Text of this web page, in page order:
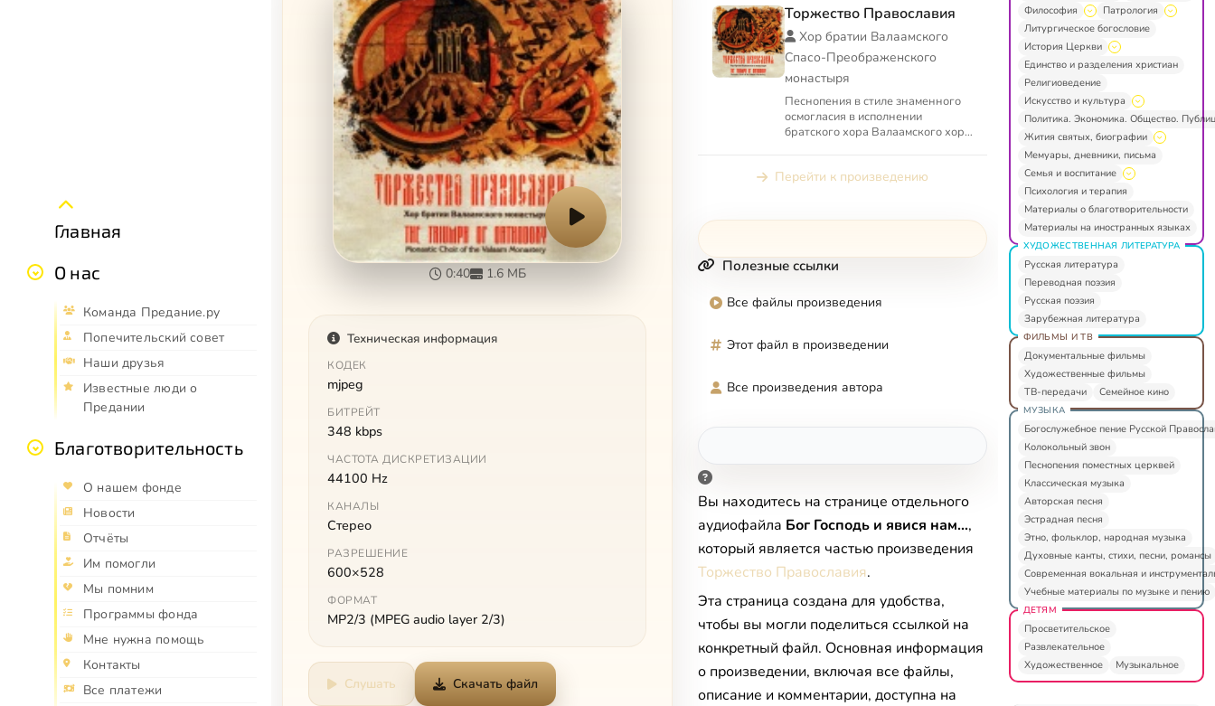
Главная
О нас
Команда Предание.ру
Попечительский совет
Наши друзья
Известные люди о
Предании
Благотворительность
О нашем фонде
Новости
Отчёты
Им помогли
Мы помним
Программы фонда
Мне нужна помощь
Контакты
Все платежи
0:40 1.6 МБ
Техническая информация
КОДЕК
mjpeg
БИТРЕЙТ
348 kbps
ЧАСТОТА ДИСКРЕТИЗАЦИИ
44100 Hz
КАНАЛЫ
Стерео
РАЗРЕШЕНИЕ
600×528
ФОРМАТ
MP2/3 (MPEG audio layer 2/3)
Слушать Скачать файл
Торжество Православия
Хор братии Валаамского
Спасо-Преображенского
монастыря
Песнопения в стиле знаменного
осмогласия в исполнении
братского хора Валаамского хора
песнопе...
Перейти к произведению
Полезные ссылки
Все файлы произведения
Этот файл в произведении
Все произведения автора
Вы находитесь на странице отдельного
аудиофайла Бог Господь и явися нам...,
который является частью произведения
Торжество Православия.
Эта страница создана для удобства,
чтобы вы могли поделиться ссылкой на
конкретный файл. Основная информация
о произведении, включая все файлы,
описание и комментарии, доступна на
Философия
Патрология
Литургическое богословие
История Церкви
Единство и разделения христиан
Религиоведение
Искусство и культура
Политика. Экономика. Общество.
Жития святых, биографии
Мемуары, дневники, письма
Семья и воспитание
Психология и терапия
Материалы о благотворительности
Материалы на иностранных языках
ХУДОЖЕСТВЕННАЯ ЛИТЕРАТУРА
Русская литература
Переводная поэзия
Русская поэзия
Зарубежная литература
ФИЛЬМЫ И ТВ
Документальные фильмы
Художественные фильмы
ТВ-передачи
Семейное кино
МУЗЫКА
Богослужебное пение Русской
Колокольный звон
Песнопения поместных церквей
Классическая музыка
Авторская песня
Эстрадная песня
Этно, фольклор, народная музыка
Духовные канты, стихи, песни, романсы
Современная вокальная и
Учебные материалы по музыке и пению
ДЕТЯМ
Просветительское
Развлекательное
Художественное
Музыкальное